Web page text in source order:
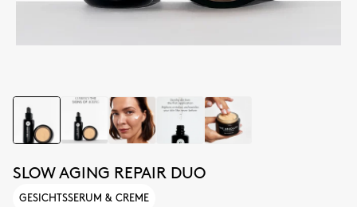
SLOW AGING REPAIR DUO
GESICHTSSERUM & CREME